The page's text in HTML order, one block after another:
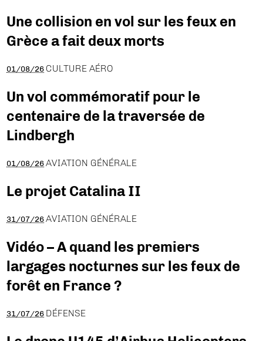
Une collision en vol sur les feux en
Grèce a fait deux morts
01/08/26 CULTURE AÉRO
Un vol commémoratif pour le
centenaire de la traversée de
Lindbergh
01/08/26 AVIATION GÉNÉRALE
Le projet Catalina II
31/07/26 AVIATION GÉNÉRALE
Vidéo – A quand les premiers
largages nocturnes sur les feux de
forêt en France ?
31/07/26 DÉFENSE